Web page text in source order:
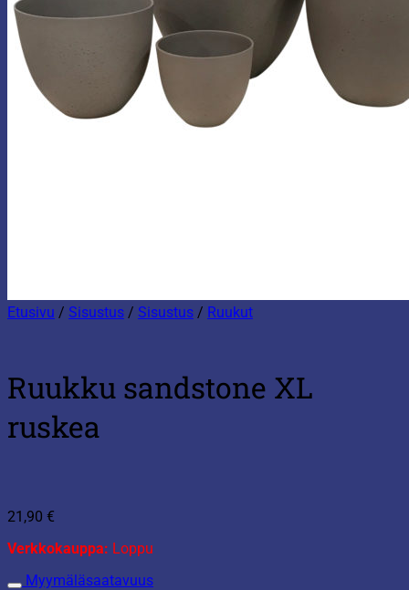
Etusivu / Sisustus / Sisustus / Ruukut
Ruukku sandstone XL
ruskea
21,90 €
Verkkokauppa: Loppu
Myymäläsaatavuus